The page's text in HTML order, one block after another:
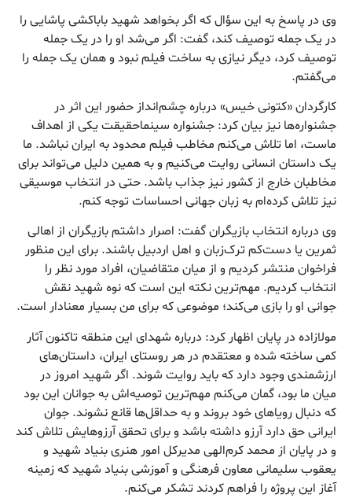
وی در پاسخ به این سؤال که اگر بخواهد شهید باباکشی پاشایی را
در یک جمله توصیف کند، گفت: اگر می‌شد او را در یک جمله
توصیف کرد، دیگر نیازی به ساخت فیلم نبود و همان یک جمله را
می‌گفتم.
کارگردان «کتونی خیس» درباره چشم‌انداز حضور این اثر در
جشنواره‌ها نیز بیان کرد: جشنواره سینماحقیقت یکی از اهداف
ماست، اما تلاش می‌کنم مخاطب فیلم محدود به ایران نباشد. ما
یک داستان انسانی روایت می‌کنیم و به همین دلیل می‌تواند برای
مخاطبان خارج از کشور نیز جذاب باشد. حتی در انتخاب موسیقی
نیز تلاش کرده‌ام به زبان جهانی احساسات توجه کنم.
وی درباره انتخاب بازیگران گفت: اصرار داشتم بازیگران از اهالی
ثمرین یا دست‌کم ترک‌زبان و اهل اردبیل باشند. برای این منظور
فراخوان منتشر کردیم و از میان متقاضیان، افراد مورد نظر را
انتخاب کردیم. مهم‌ترین نکته این است که نوه شهید نقش
جوانی او را بازی می‌کند؛ موضوعی که برای من بسیار معنادار است.
مولازاده در پایان اظهار کرد: درباره شهدای این منطقه تاکنون آثار
کمی ساخته شده و معتقدم در هر روستای ایران، داستان‌های
ارزشمندی وجود دارد که باید روایت شوند. اگر شهید امروز در
میان ما بود، گمان می‌کنم مهم‌ترین توصیه‌اش به جوانان این بود
که دنبال رویاهای خود بروند و به حداقل‌ها قانع نشوند. جوان
ایرانی حق دارد آرزو داشته باشد و برای تحقق آرزوهایش تلاش کند
و در پایان از محمد کرم‌الهی مدیرکل امور هنری بنیاد شهید و
یعقوب سلیمانی معاون فرهنگی و آموزشی بنیاد شهید که زمینه
آغاز این پروژه را فراهم کردند تشکر می‌کنم.